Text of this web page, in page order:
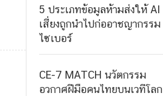
5 ประเภทข้อมูลห้ามส่งให้ AI
เสี่ยงถูกนำไปก่ออาชญากรรม
ไซเบอร์
CE-7 MATCH นวัตกรรม
อวกาศฝีมือคนไทยบนเวทีโลก